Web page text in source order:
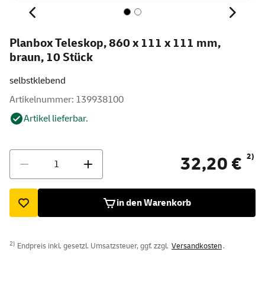
Planbox Teleskop, 860 x 111 x 111 mm,
braun, 10 Stück
selbstklebend
Artikelnummer: 139938100
Artikel lieferbar.
32,20 € 2)
in den Warenkorb
2) Endpreis inkl. gesetzl. Umsatzsteuer, ggf. zzgl. Versandkosten.